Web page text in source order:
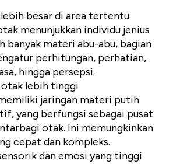
besar di area tertentu
menunjukkan individu jenius
banyak materi abu-abu, bagian
perhitungan, perhatian,
hingga persepsi.
lebih tinggi
jaringan materi putih
yang berfungsi sebagai pusat
otak. Ini memungkinkan
cepat dan kompleks.
dan emosi yang tinggi